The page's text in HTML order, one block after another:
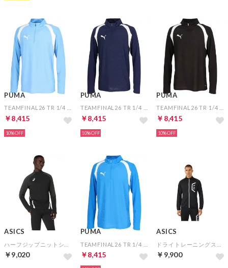
PUMA
￥8,415
10%
PUMA
￥8,415
10%
PUMA
￥8,415
10%
ASICS
￥9,020
PUMA
￥8,415
ASICS
￥9,900